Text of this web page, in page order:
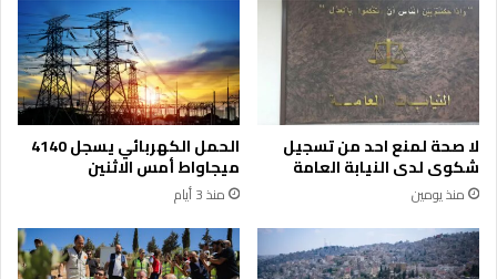
ف
ع
د
د
م
ن
ا
ل
د
و
ل
ر
لا صحة لمنع احد من تسجيل
شكوى لدى النيابة العامة
منذ يومين
الحمل الكهربائي يسجل 4140
ميجاواط أمس الاثنين
منذ 3 أيام